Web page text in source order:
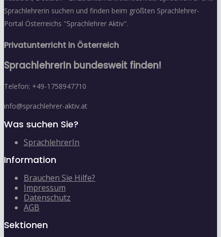
Sprachlehrerin suchen und finden beim größten Sprachlehrer-
Portal Österreichs "Sprachlehrer Aktiv".
Privatunterricht in Österreich
SprachlehrerIn bundesweit finden!
Telefon: +49-1758947710
info@sprachlehrer-aktiv.at
Was suchen Sie?
SprachlehrerIn
Information
Brauchen Sie Hilfe?
Impressum
Datenschutz
AGB
Sektionen